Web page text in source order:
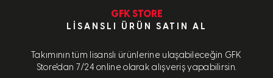
GFK STORE
LISANSLI ÜRÜN SATIN AL
Takımının tüm lisanslı ürünlerine ulaşabileceğin GFK
Store'dan 7/24 online olarak alışveriş yapabilirsin.